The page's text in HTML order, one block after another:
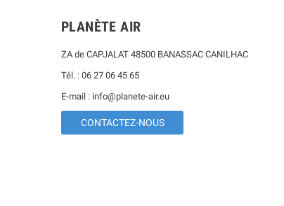
PLANÈTE AIR
ZA de CAPJALAT 48500 BANASSAC CANILHAC
Tél. : 06 27 06 45 65
E-mail : info@planete-air.eu
CONTACTEZ-NOUS